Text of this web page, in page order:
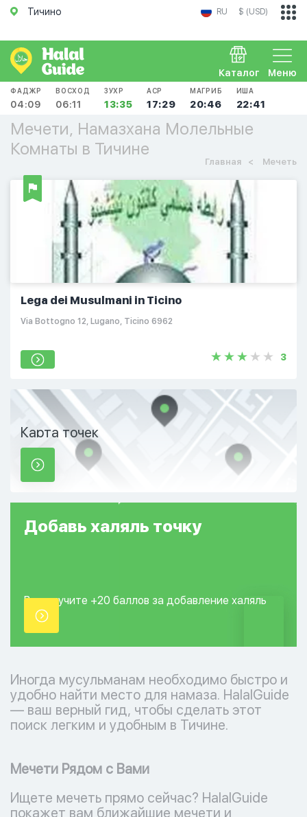
Тичино RU $ (USD)
Меню
Каталог
ФАДЖР
04:09
ВОСХОД
06:11
ЗУХР
13:35
АСР
17:29
МАГРИБ
20:46
ИША
22:41
Мечети, Намазхана Молельные
Комнаты в Тичине
Главная Мечеть
Lega dei Musulmani in Ticino
Via Bottogno 12, Lugano, Ticino 6962
3
Карта точек
Добавь халяль точку
Вы получите +20 баллов за добавление халяль
точки.
Иногда мусульманам необходимо быстро и
удобно найти место для намаза. HalalGuide
— ваш верный гид, чтобы сделать этот
поиск легким и удобным в Тичине.
Мечети Рядом с Вами
Ищете мечеть прямо сейчас? HalalGuide
покажет вам ближайшие мечети и